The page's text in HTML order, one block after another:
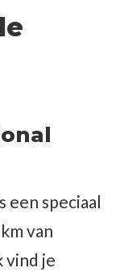
een speciaal
van
vind je